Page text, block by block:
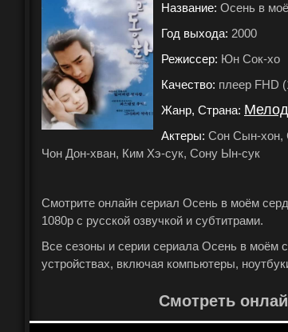
Название: Осень в
Год выхода: 2000
Режиссер: Юн Сок-хо
Качество: плеер FHD
Жанр, Страна:
Актеры: Сон Сын-хон,
Чон Дон-хван, Ким Хэ-сук, Сону Ын-сук
Смотрите онлайн сериал Осень в моём
1080p с русской озвучкой и субтитрами.
Все сезоны и серии сериала Осень в моём
устройствах, включая компьютеры,
Смотреть